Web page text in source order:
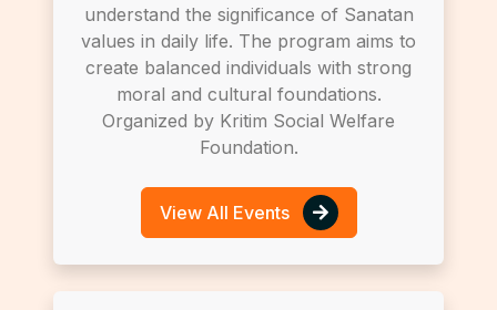
understand the significance of Sanatan
values in daily life. The program aims to
create balanced individuals with strong
moral and cultural foundations.
Organized by Kritim Social Welfare
Foundation.
View All Events